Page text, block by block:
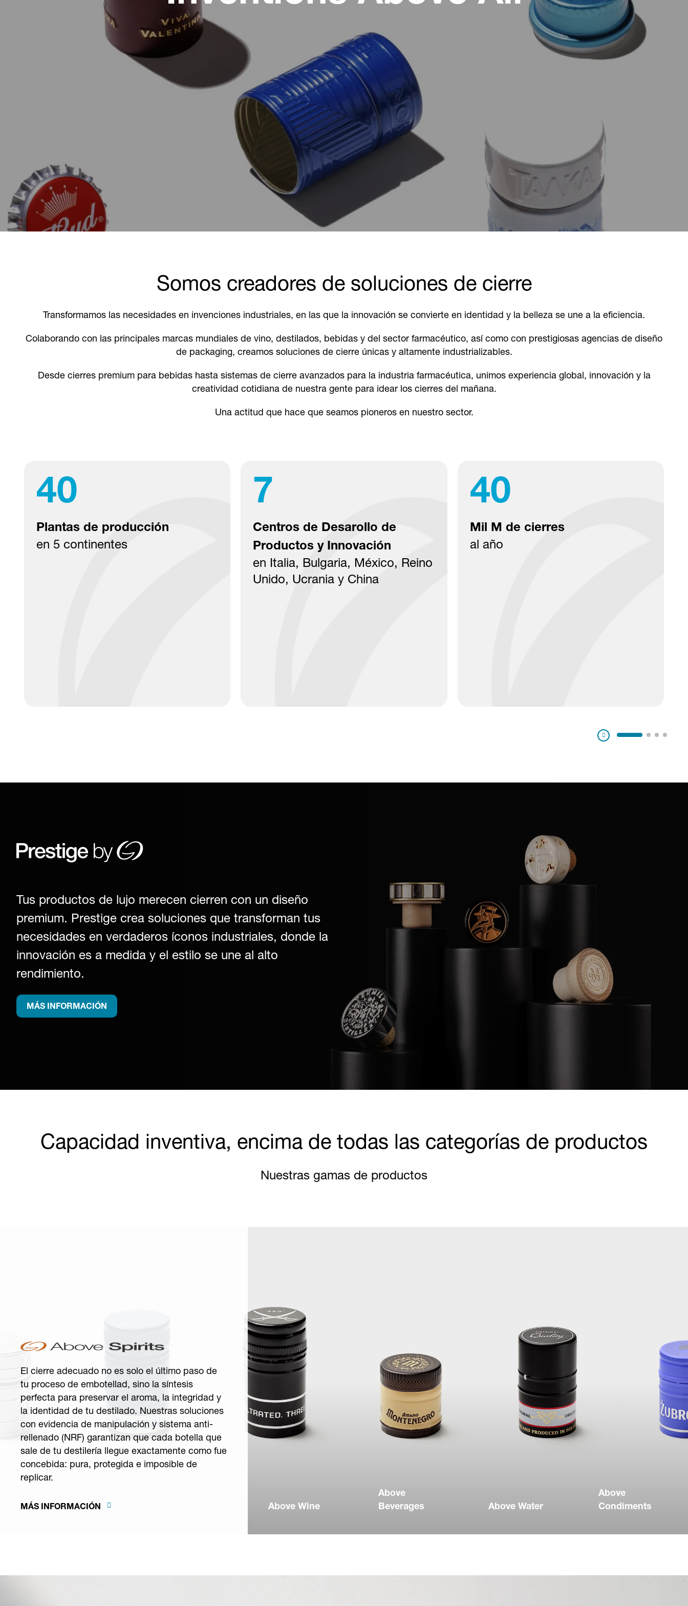
Somos creadores de soluciones de cierre
Transformamos las necesidades en invenciones industriales, en las que la innovación se convierte en identidad y la belleza se une a la eficiencia.
Colaborando con las principales marcas mundiales de vino, destilados, bebidas y del sector farmacéutico, así como con prestigiosas agencias de diseño
de packaging, creamos soluciones de cierre únicas y altamente industrializables.
Desde cierres premium para bebidas hasta sistemas de cierre avanzados para la industria farmacéutica, unimos experiencia global, innovación y la
creatividad cotidiana de nuestra gente para idear los cierres del mañana.
Una actitud que hace que seamos pioneros en nuestro sector.
40
Plantas de producción
en 5 continentes
7
Centros de Desarollo de
Productos y Innovación
en Italia, Bulgaria, México, Reino
Unido, Ucrania y China
40
Mil M de cierres
al año
Pausa
Tus productos de lujo merecen cierren con un diseño
premium. Prestige crea soluciones que transforman tus
necesidades en verdaderos íconos industriales, donde la
innovación es a medida y el estilo se une al alto
rendimiento.
MÁS INFORMACIÓN
Capacidad inventiva, encima de todas las categorías de productos
Nuestras gamas de productos
El cierre adecuado no es solo el último paso de
tu proceso de embotellad, sino la síntesis
perfecta para preservar el aroma, la integridad y
la identidad de tu destilado. Nuestras soluciones
con evidencia de manipulación y sistema anti-
rellenado (NRF) garantizan que cada botella que
sale de tu destilería llegue exactamente como fue
concebida: pura, protegida e imposible de
replicar.
MÁS INFORMACIÓN
Above Wine
nuestros cierres se
Juntos,
Above
Beverages
bebidas merecen
exactamente lo que
Above Water
una historia.
simple acto de abrir
Above
Condiments
solo sazonas los
Nuestros cierres